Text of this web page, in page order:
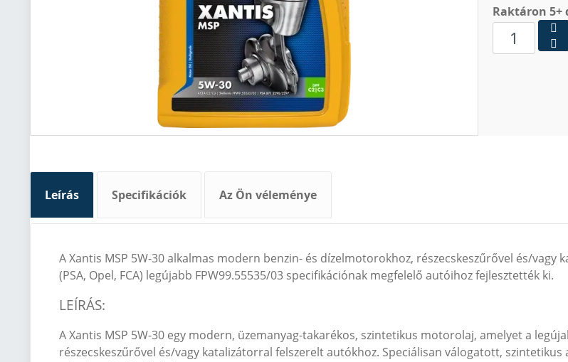
Raktáron 5+
Leírás Specifikációk Az Ön véleménye
A Xantis MSP 5W-30 alkalmas modern benzin- és dízelmotorokhoz, részecskeszűrővel és/vagy
(PSA, Opel, FCA) legújabb FPW99.55535/03 specifikációnak megfelelő autóihoz fejlesztették ki.
LEÍRÁS:
A Xantis MSP 5W-30 egy modern, üzemanyag-takarékos, szintetikus motorolaj, amelyet a
részecskeszűrővel és/vagy katalizátorral felszerelt autókhoz. Speciálisan válogatott,